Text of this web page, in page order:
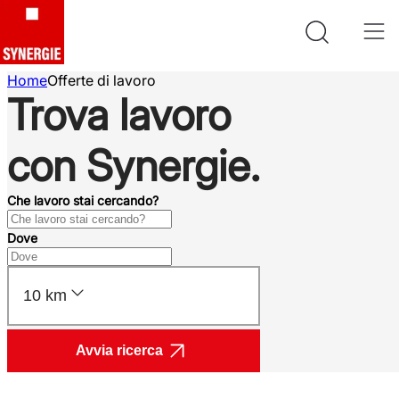
HomeOfferte di lavoro
Trova lavoro
con Synergie.
Che lavoro stai cercando?
Dove
10 km
Avvia ricerca